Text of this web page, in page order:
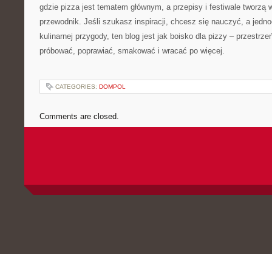
gdzie pizza jest tematem głównym, a przepisy i festiwale tworzą
przewodnik. Jeśli szukasz inspiracji, chcesz się nauczyć, a
kulinarnej przygody, ten blog jest jak boisko dla pizzy –
próbować, poprawiać, smakować i wracać po więcej.
CATEGORIES: DOMPOL
Comments are closed.